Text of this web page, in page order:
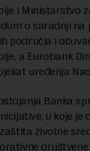
i Ministarstvo
o saradnji na
područja i
a Eurobank
uređenja
Banka
u koje je
životne